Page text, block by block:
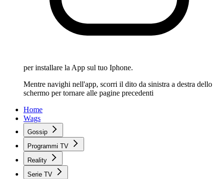
per installare la App sul tuo Iphone.
Mentre navighi nell'app, scorri il dito da sinistra a destra dello
schermo per tornare alle pagine precedenti
Home
Wags
Gossip
Programmi TV
Reality
Serie TV